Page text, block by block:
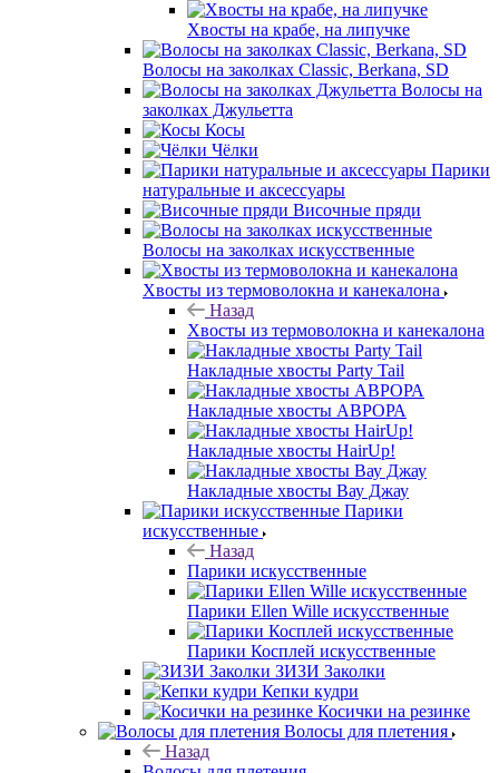
Хвосты на крабе, на липучке
Волосы на заколках Classic, Berkana, SD
Волосы на
заколках Джульетта
Косы
Чёлки
Парики
натуральные и аксессуары
Височные пряди
Волосы на заколках искусственные
Хвосты из термоволокна и канекалона
Назад
Хвосты из термоволокна и канекалона
Накладные хвосты Party Tail
Накладные хвосты АВРОРА
Накладные хвосты HairUp!
Накладные хвосты Вау Джау
Парики
искусственные
Назад
Парики искусственные
Парики Ellen Wille искусственные
Парики Косплей искусственные
ЗИЗИ Заколки
Кепки кудри
Косички на резинке
Волосы для плетения
Назад